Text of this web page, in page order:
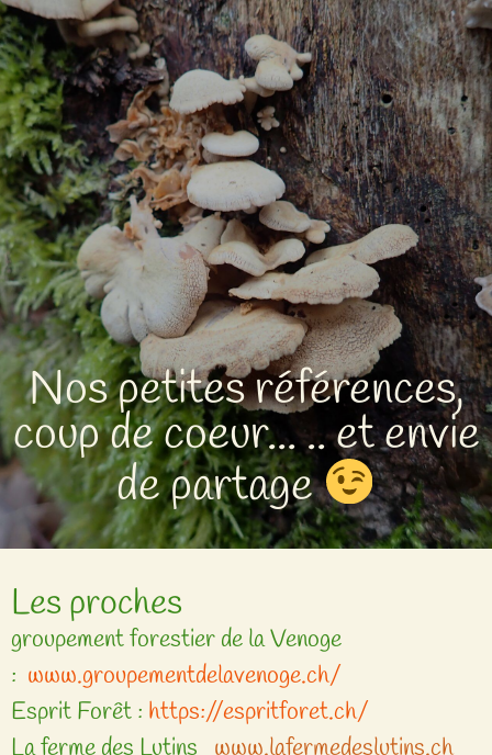
Chouette-forêt
​​Nos petites références,
coup de coeur... .. et envie
de partage
Les proches
groupement forestier de la Venoge
: www.groupementdelavenoge.ch/
Esprit Forêt : https://espritforet.ch/
La ferme des Lutins www.lafermedeslutins.ch